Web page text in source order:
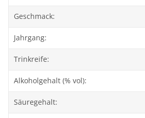
Geschmack:
Jahrgang:
Trinkreife:
Alkoholgehalt (% vol):
Säuregehalt: